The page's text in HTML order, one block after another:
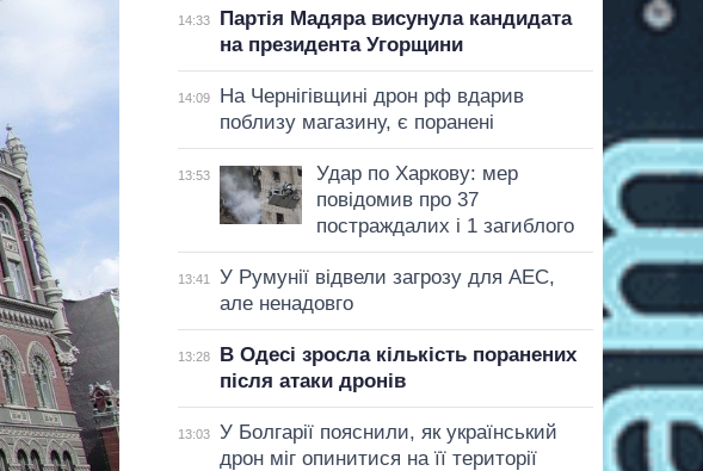
14:33
Партія Мадяра висунула кандидата
на президента Угорщини
14:09
На Чернігівщині дрон рф вдарив
поблизу магазину, є поранені
13:53
Удар по Харкову: мер
повідомив про 37
постраждалих і 1 загиблого
13:41
У Румунії відвели загрозу для АЕС,
але ненадовго
13:28
В Одесі зросла кількість поранених
після атаки дронів
13:03
У Болгарії пояснили, як український
дрон міг опинитися на її території